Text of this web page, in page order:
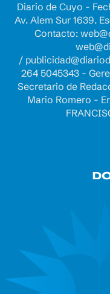
Diario de Cuyo -
Av. Alem Sur 1639.
Contacto:
/
264 5045343 -
Secretario de
Mario Romero -